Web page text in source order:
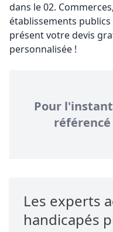
dans le 02.
établissements publics
présent votre devis
personnalisée !
Pour
Les experts
handicapés